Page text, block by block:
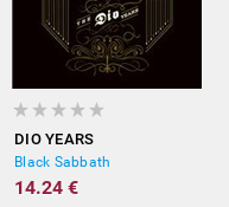
DIO YEARS
Black Sabbath
14.24 €